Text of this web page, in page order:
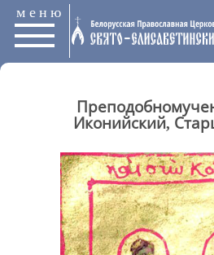
меню
Иконийский,